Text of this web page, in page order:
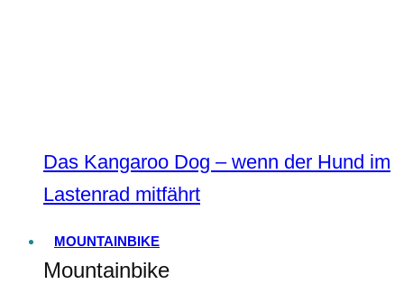
Das Kangaroo Dog – wenn der Hund im
Lastenrad mitfährt
MOUNTAINBIKE
Mountainbike